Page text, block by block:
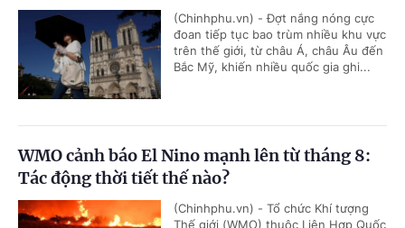
(Chinhphu.vn) - Đợt nắng nóng cực
đoan tiếp tục bao trùm nhiều khu vực
trên thế giới, từ châu Á, châu Âu đến
Bắc Mỹ, khiến nhiều quốc gia ghi...
WMO cảnh báo El Nino mạnh lên từ tháng 8:
Tác động thời tiết thế nào?
(Chinhphu.vn) - Tổ chức Khí tượng
Thế giới (WMO) thuộc Liên Hợp Quốc